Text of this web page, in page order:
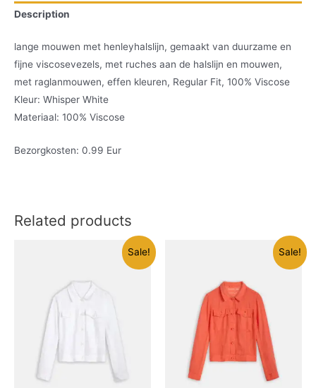
Description
lange mouwen met henleyhalslijn, gemaakt van duurzame en
fijne viscosevezels, met ruches aan de halslijn en mouwen,
met raglanmouwen, effen kleuren, Regular Fit, 100% Viscose
Kleur: Whisper White
Materiaal: 100% Viscose
Bezorgkosten: 0.99 Eur
Related products
Sale! Sale!